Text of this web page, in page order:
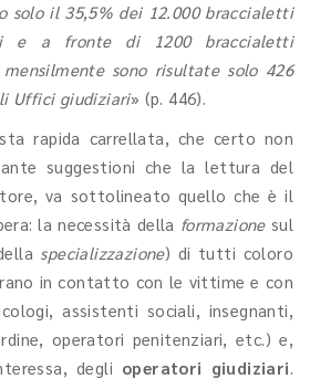
solo il 35,5% dei 12.000 braccialetti
e a fronte di 1200 braccialetti
sono risultate solo 426
Uffici giudiziari» (p. 446).
rapida carrellata, che certo non
suggestioni che la lettura del
va sottolineato quello che è il
la necessità della formazione sul
specializzazione) di tutti coloro
in contatto con le vittime e con
assistenti sociali, insegnanti,
operatori penitenziari, etc.) e,
degli operatori giudiziari.